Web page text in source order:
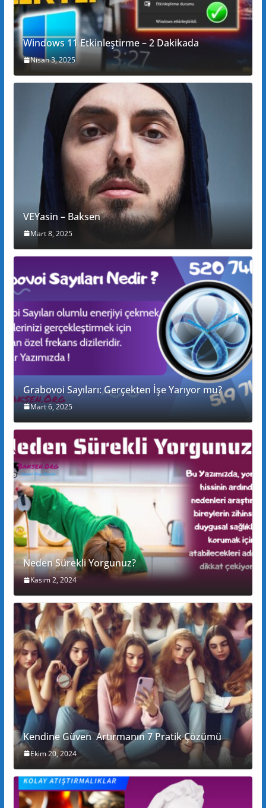
Windows 11 Etkinleştirme – 2 Dakikada
Nisan 3, 2025
VEYasin – Baksen
Mart 8, 2025
Grabovoi Sayıları: Gerçekten İşe Yarıyor mu?
Mart 6, 2025
Neden Sürekli Yorgunuz?
Kasım 2, 2024
Kendine Güven Artırmanın 7 Pratik Çözümü
Ekim 20, 2024